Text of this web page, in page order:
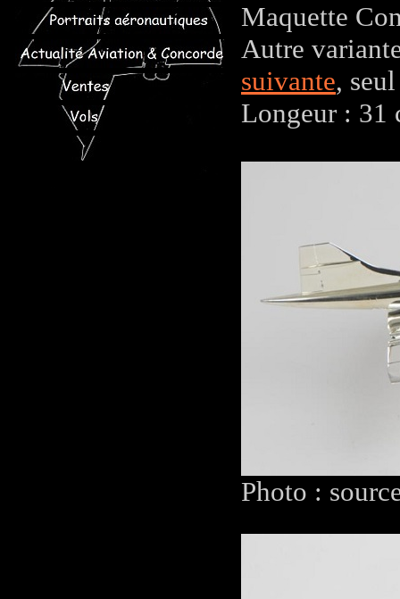
Maquette
Autre
suivante,
Longeur : 31
Photo :